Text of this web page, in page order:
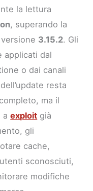
la lettura
, superando la
3.15.2. Gli
applicati dal
o dai canali
resta
ma il
aexploit già
gli
cache,
sconosciuti,
modifiche